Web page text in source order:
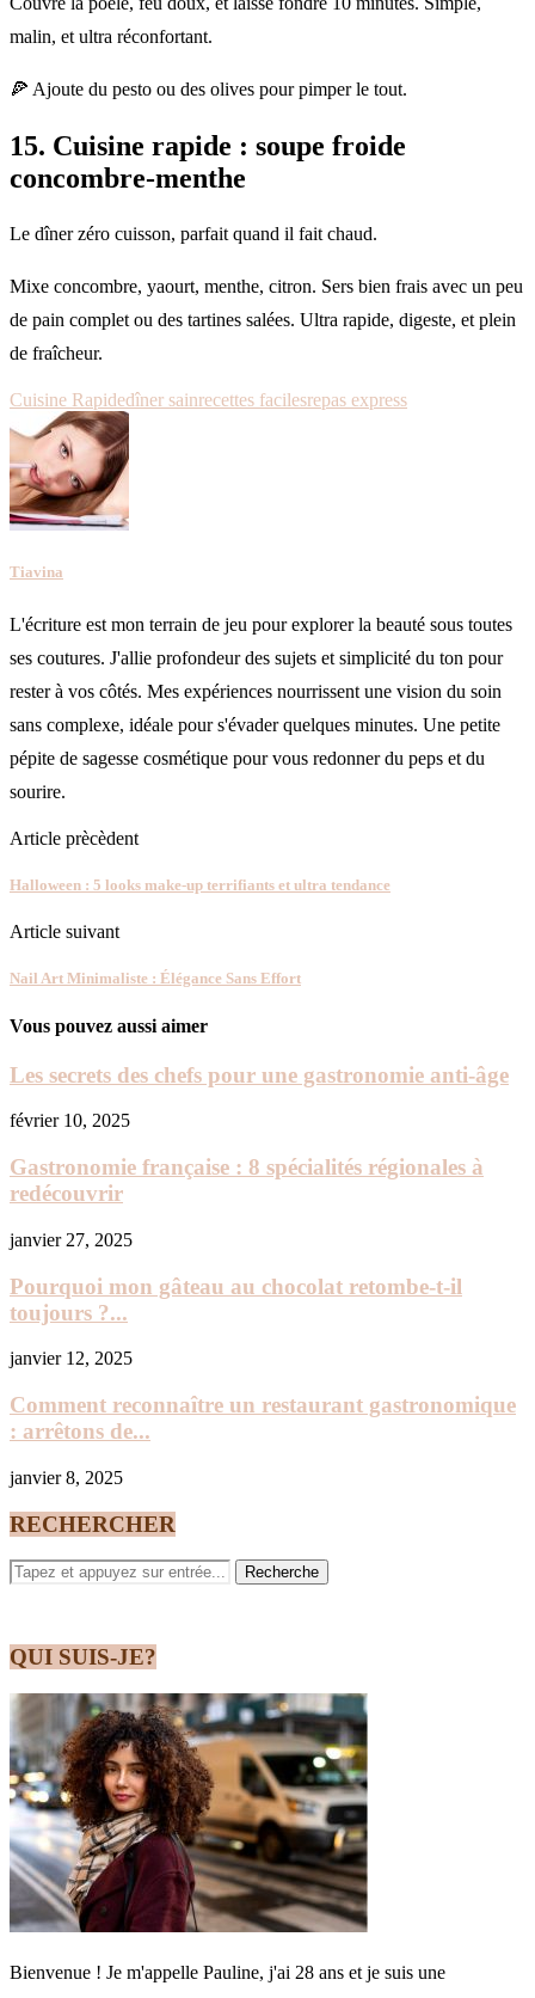
malin, et ultra réconfortant.
🍕 Ajoute du pesto ou des olives pour pimper le tout.
15. Cuisine rapide : soupe froide
concombre-menthe
Le dîner zéro cuisson, parfait quand il fait chaud.
Mixe concombre, yaourt, menthe, citron. Sers bien frais avec un peu
de pain complet ou des tartines salées. Ultra rapide, digeste, et plein
de fraîcheur.
Cuisine Rapidedîner sainrecettes facilesrepas express
Tiavina
L'écriture est mon terrain de jeu pour explorer la beauté sous toutes
ses coutures. J'allie profondeur des sujets et simplicité du ton pour
rester à vos côtés. Mes expériences nourrissent une vision du soin
sans complexe, idéale pour s'évader quelques minutes. Une petite
pépite de sagesse cosmétique pour vous redonner du peps et du
sourire.
Article prècèdent
Halloween : 5 looks make-up terrifiants et ultra tendance
Article suivant
Nail Art Minimaliste : Élégance Sans Effort
Vous pouvez aussi aimer
Les secrets des chefs pour une gastronomie anti-âge
février 10, 2025
Gastronomie française : 8 spécialités régionales à
redécouvrir
janvier 27, 2025
Pourquoi mon gâteau au chocolat retombe-t-il
toujours ?...
janvier 12, 2025
Comment reconnaître un restaurant gastronomique
: arrêtons de...
janvier 8, 2025
RECHERCHER
QUI SUIS-JE?
Bienvenue ! Je m'appelle Pauline, j'ai 28 ans et je suis une